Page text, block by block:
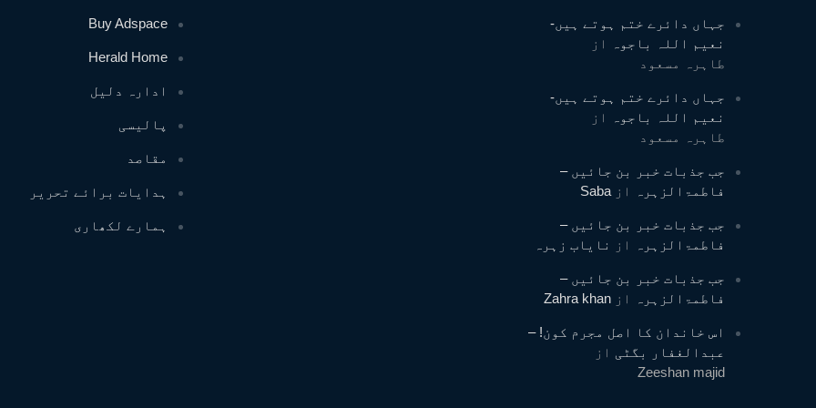
Buy Adspace
Herald Home
ادارہ دلیل
پالیسی
مقاصد
ہدایات برائے تحریر
ہمارے لکھاری
جہاں دائرے ختم ہوتے ہیں-
نعیم اللہ باجوہ
از
طاہرہ مسعود
جہاں دائرے ختم ہوتے ہیں-
نعیم اللہ باجوہ
از
طاہرہ مسعود
جب جذبات خبر بن جائیں –
فاطمۃالزہرہ
ازSaba
جب جذبات خبر بن جائیں –
فاطمۃالزہرہ
از نایاب زہرہ
جب جذبات خبر بن جائیں –
فاطمۃالزہرہ
ازZahra khan
اس خاندان کا اصل مجرم کون! –
عبدالغفار بگٹی از
Zeeshan majid